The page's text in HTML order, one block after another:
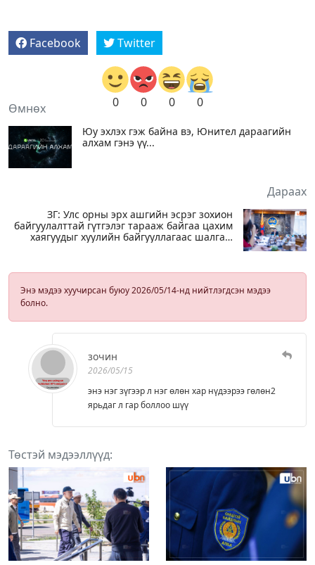
Facebook Twitter
0 0 0 0
Өмнөх
Юу эхлэх гэж байна вэ, Юнител дараагийн
алхам гэнэ үү...
Дараах
ЗГ: Улс орны эрх ашгийн эсрэг зохион
байгуулалттай гүтгэлэг тарааж байгаа цахим
хаягуудыг хуулийн байгууллагаас шалгаж
Энэ мэдээ хуучирсан буюу 2026/05/14-нд нийтлэгдсэн мэдээ
болно.
зочин
2026/05/15
энэ нэг зүгээр л нэг өлөн хар нүдээрээ гөлөн2
ярьдаг л гар боллоо шүү
Төстэй мэдээллүүд: